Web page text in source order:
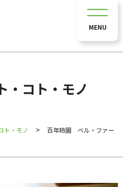
MENU
・コト・モノ
ト・モノ >
百年柿園 ベル・ファー